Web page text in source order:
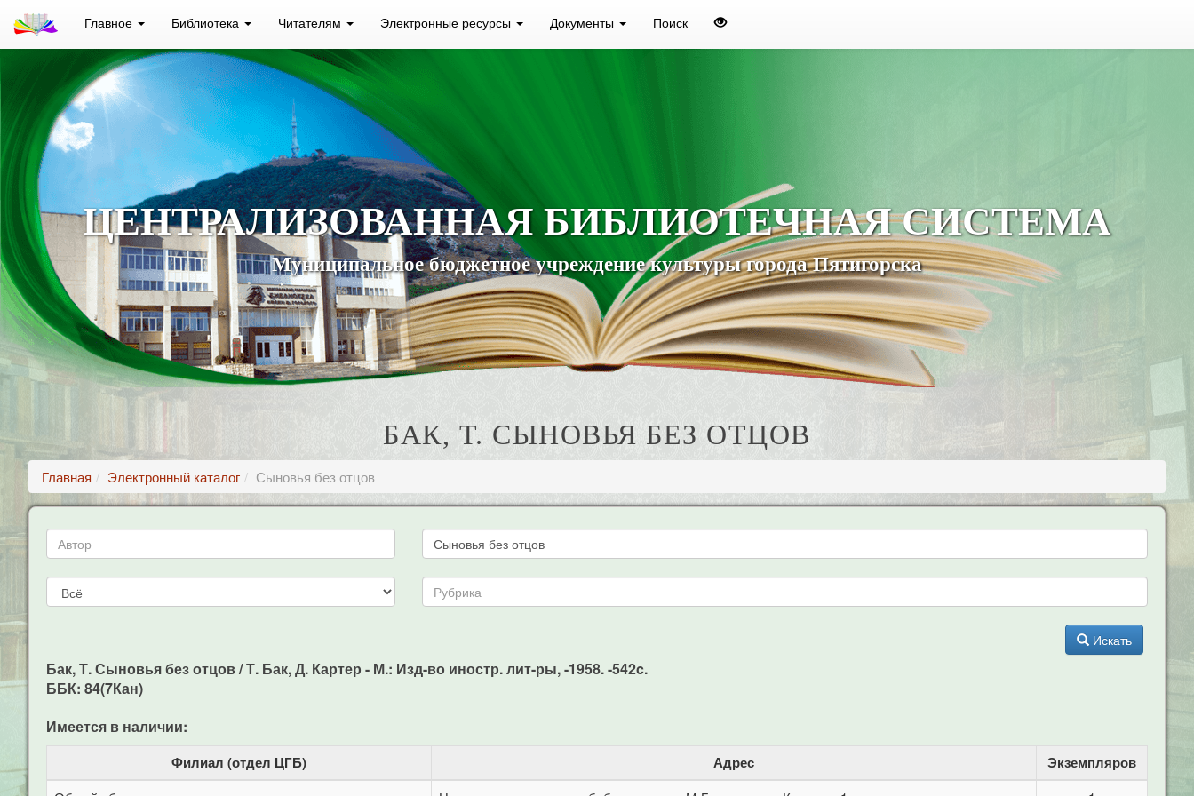
Главное Библиотека Читателям Электронные ресурсы Документы Поиск
ЦЕНТРАЛИЗОВАННАЯ БИБЛИОТЕЧНАЯ СИСТЕМА
Муниципальное бюджетное учреждение культуры города Пятигорска
БАК, Т. СЫНОВЬЯ БЕЗ ОТЦОВ
Главная Электронный каталог Сыновья без отцов
Искать
Бак, Т. Сыновья без отцов / Т. Бак, Д. Картер - М.: Изд-во иностр. лит-ры, -1958. -542c.
ББК: 84(7Кан)
Имеется в наличии:
Филиал (отдел ЦГБ) Адрес Экземпляров